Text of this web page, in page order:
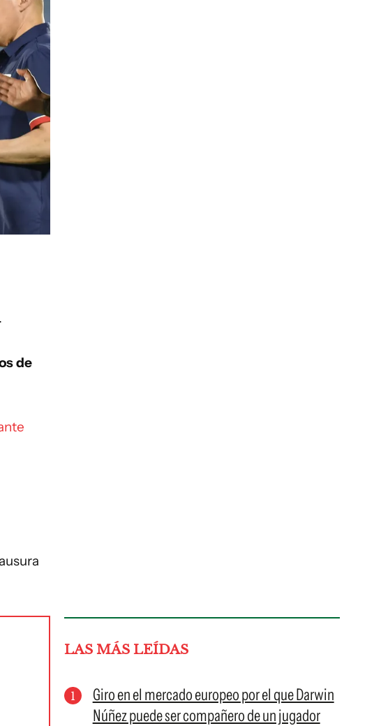
de
LAS MÁS LEÍDAS
Giro en el mercado europeo por el que Darwin
Núñez puede ser compañero de un jugador